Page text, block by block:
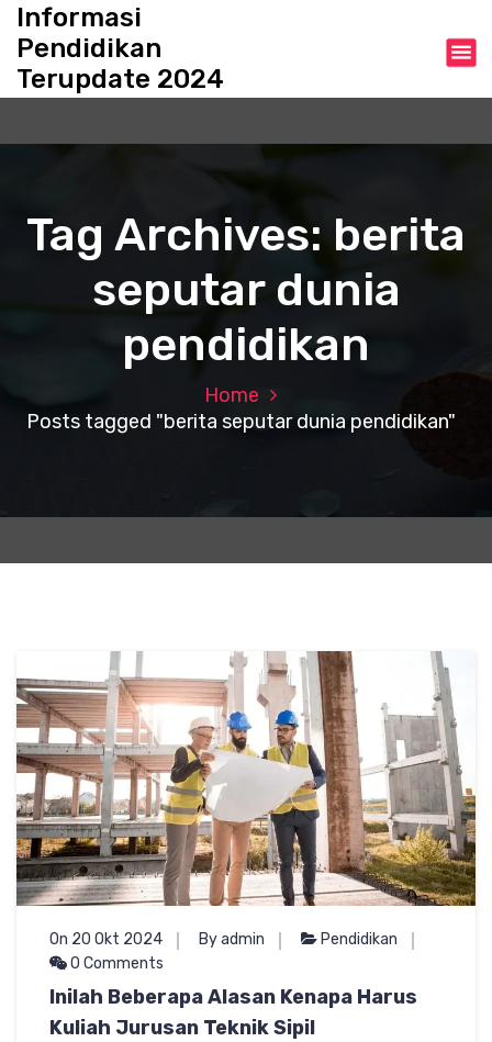
Informasi
Pendidikan
Terupdate 2024
Tag Archives: berita
seputar dunia
pendidikan
Home
Posts tagged "berita seputar dunia pendidikan"
On 20 Okt 2024 By admin
Pendidikan
0 Comments
Inilah Beberapa Alasan Kenapa Harus
Kuliah Jurusan Teknik Sipil